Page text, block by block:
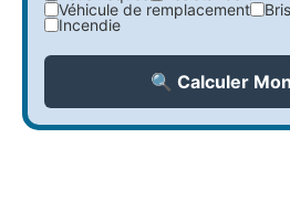
Véhicule de remplacement
Incendie
🔍 Calculer